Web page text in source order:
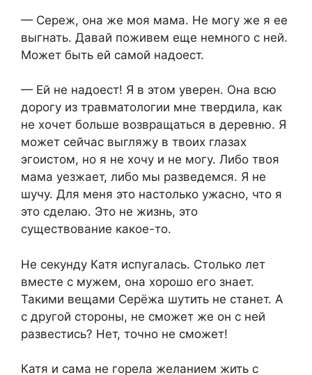
— Сереж, она же моя мама. Не могу же я ее
выгнать. Давай поживем еще немного с ней.
Может быть ей самой надоест.
— Ей не надоест! Я в этом уверен. Она всю
дорогу из травматологии мне твердила, как
не хочет больше возвращаться в деревню. Я
может сейчас выгляжу в твоих глазах
эгоистом, но я не хочу и не могу. Либо твоя
мама уезжает, либо мы разведемся. Я не
шучу. Для меня это настолько ужасно, что я
это сделаю. Это не жизнь, это
существование какое-то.
Не секунду Катя испугалась. Столько лет
вместе с мужем, она хорошо его знает.
Такими вещами Серёжа шутить не станет. А
с другой стороны, не сможет же он с ней
развестись? Нет, точно не сможет!
Катя и сама не горела желанием жить с